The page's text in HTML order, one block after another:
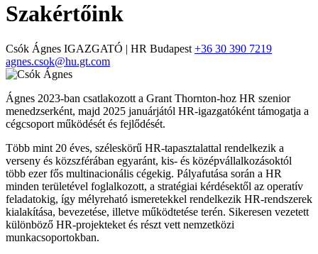
Szakértőink
Csók Ágnes IGAZGATÓ | HR Budapest +36 30 390 7219
agnes.csok@hu.gt.com
Ágnes 2023-ban csatlakozott a Grant Thornton-hoz HR szenior
menedzserként, majd 2025 januárjától HR-igazgatóként támogatja a
cégcsoport működését és fejlődését.
Több mint 20 éves, széleskörű HR-tapasztalattal rendelkezik a
verseny és közszférában egyaránt, kis- és középvállalkozásoktól
több ezer fős multinacionális cégekig. Pályafutása során a HR
minden területével foglalkozott, a stratégiai kérdésektől az operatív
feladatokig, így mélyreható ismeretekkel rendelkezik HR-rendszerek
kialakítása, bevezetése, illetve működtetése terén. Sikeresen vezetett
különböző HR-projekteket és részt vett nemzetközi
munkacsoportokban.